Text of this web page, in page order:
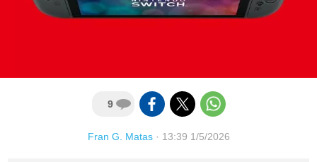
9
Fran G. Matas· 13:39 1/5/2026